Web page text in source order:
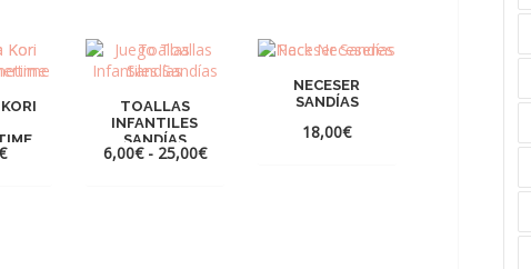
TOALLAS
INFANTILES
SANDÍAS
6,00€ - 25,00€Rango
NECESER
SANDÍAS
18,00€